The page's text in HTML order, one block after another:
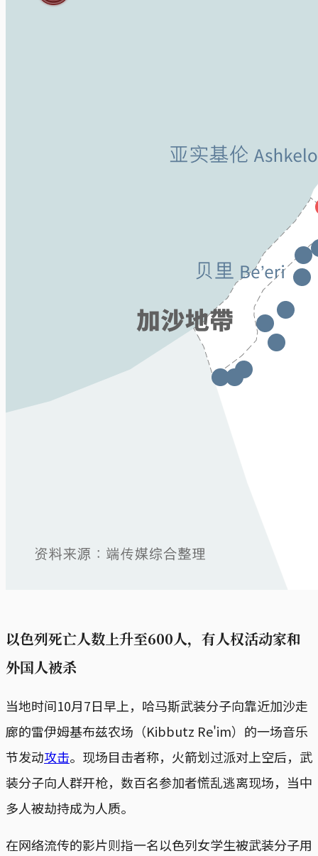
以色列死亡人数上升至600人，有人权活动家和
外国人被杀
当地时间10月7日早上，哈马斯武装分子向靠近加沙走
廊的雷伊姆基布兹农场（Kibbutz Re'im）的一场音乐
节发动攻击。现场目击者称，火箭划过派对上空后，武
装分子向人群开枪，数百名参加者慌乱逃离现场，当中
多人被劫持成为人质。
在网络流传的影片则指一名以色列女学生被武装分子用